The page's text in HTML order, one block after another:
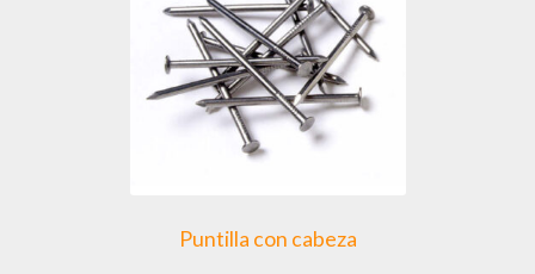
Puntilla con cabeza